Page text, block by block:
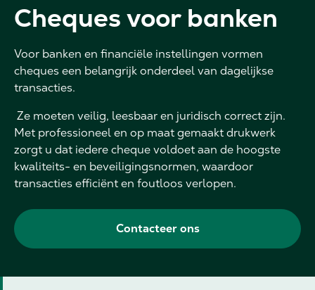
Cheques voor banken
Voor banken en financiële instellingen vormen
cheques een belangrijk onderdeel van dagelijkse
transacties.
Ze moeten veilig, leesbaar en juridisch correct zijn.
Met professioneel en op maat gemaakt drukwerk
zorgt u dat iedere cheque voldoet aan de hoogste
kwaliteits- en beveiligingsnormen, waardoor
transacties efficiënt en foutloos verlopen.
Contacteer ons